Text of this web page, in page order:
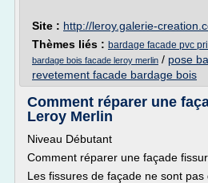
Site : http://leroy.galerie-
Thèmes liés : bardage facade pvc
bardage bois facade leroy merlin / pose
revetement facade bardage bois
Comment réparer une
Leroy Merlin
Niveau Débutant
Comment réparer une façade
Les fissures de façade ne sont